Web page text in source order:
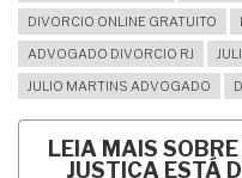
DIVORCIO ONLINE GRATUITO
ADVOGADO DIVORCIO RJ
JULIO MARTINS ADVOGADO
LEIA MAIS
JUSTIÇA ESTÁ